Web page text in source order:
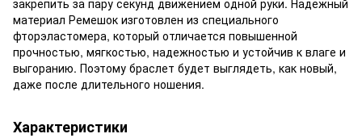
материал Ремешок изготовлен из специального
фторэластомера, который отличается повышенной
прочностью, мягкостью, надежностью и устойчив к влаге и
выгоранию. Поэтому браслет будет выглядеть, как новый,
даже после длительного ношения.
Характеристики